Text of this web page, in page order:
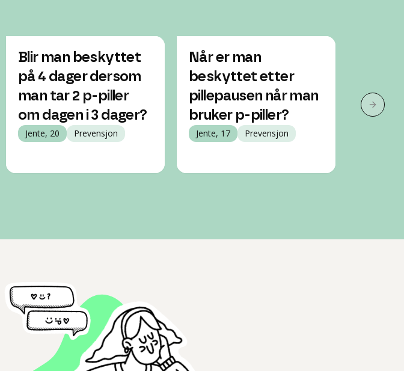
Blir man beskyttet
på 4 dager dersom
man tar 2 p-piller
om dagen i 3 dager?
Jente, 20 Prevensjon
Når er man
beskyttet etter
pillepausen når man
bruker p-piller?
Jente, 17 Prevensjon
jeg
Neste